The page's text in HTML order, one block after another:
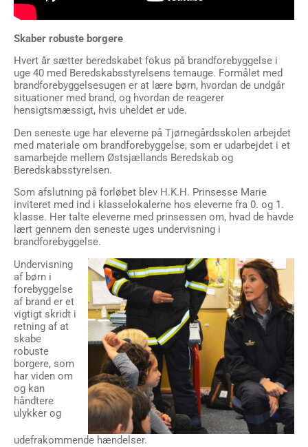
Skaber robuste borgere
Hvert år sætter beredskabet fokus på brandforebyggelse i
uge 40 med Beredskabsstyrelsens temauge. Formålet med
brandforebyggelsesugen er at lære børn, hvordan de undgår
situationer med brand, og hvordan de reagerer
hensigtsmæssigt, hvis uheldet er ude.
Den seneste uge har eleverne på Tjørnegårdsskolen arbejdet
med materiale om brandforebyggelse, som er udarbejdet i et
samarbejde mellem Østsjællands Beredskab og
Beredskabsstyrelsen.
Som afslutning på forløbet blev H.K.H. Prinsesse Marie
inviteret med ind i klasselokalerne hos eleverne fra 0. og 1.
klasse. Her talte eleverne med prinsessen om, hvad de havde
lært gennem den seneste uges undervisning i
brandforebyggelse.
Undervisning
af børn i
forebyggelse
af brand er et
vigtigt skridt i
retning af at
skabe
robuste
borgere, som
har viden om
og kan
håndtere
ulykker og
udefrakommende hændelser.